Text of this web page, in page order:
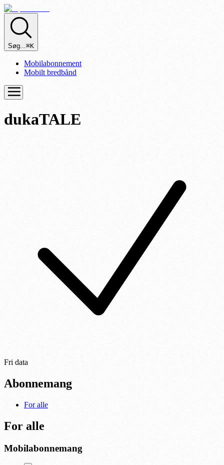
Søg...⌘K
Mobilabonnement
Mobilt bredbånd
dukaTALE
Fri data
Abonnemang
For alle
For alle
Mobilabonnemang